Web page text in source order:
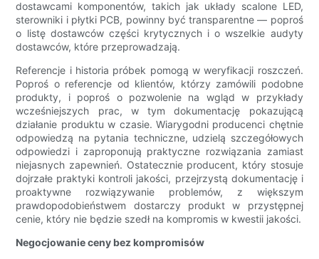
dostawcami komponentów, takich jak układy scalone LED,
sterowniki i płytki PCB, powinny być transparentne — poproś
o listę dostawców części krytycznych i o wszelkie audyty
dostawców, które przeprowadzają.
Referencje i historia próbek pomogą w weryfikacji roszczeń.
Poproś o referencje od klientów, którzy zamówili podobne
produkty, i poproś o pozwolenie na wgląd w przykłady
wcześniejszych prac, w tym dokumentację pokazującą
działanie produktu w czasie. Wiarygodni producenci chętnie
odpowiedzą na pytania techniczne, udzielą szczegółowych
odpowiedzi i zaproponują praktyczne rozwiązania zamiast
niejasnych zapewnień. Ostatecznie producent, który stosuje
dojrzałe praktyki kontroli jakości, przejrzystą dokumentację i
proaktywne rozwiązywanie problemów, z większym
prawdopodobieństwem dostarczy produkt w przystępnej
cenie, który nie będzie szedł na kompromis w kwestii jakości.
Negocjowanie ceny bez kompromisów